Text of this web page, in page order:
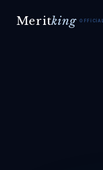
Meritking OFFICIAL